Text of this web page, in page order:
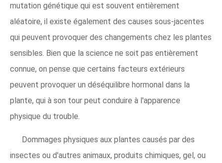
mutation génétique qui est souvent entièrement
aléatoire, il existe également des causes sous-jacentes
qui peuvent provoquer des changements chez les plantes
sensibles. Bien que la science ne soit pas entièrement
connue, on pense que certains facteurs extérieurs
peuvent provoquer un déséquilibre hormonal dans la
plante, qui à son tour peut conduire à l'apparence
physique du trouble.
Dommages physiques aux plantes causés par des
insectes ou d'autres animaux, produits chimiques, gel, ou